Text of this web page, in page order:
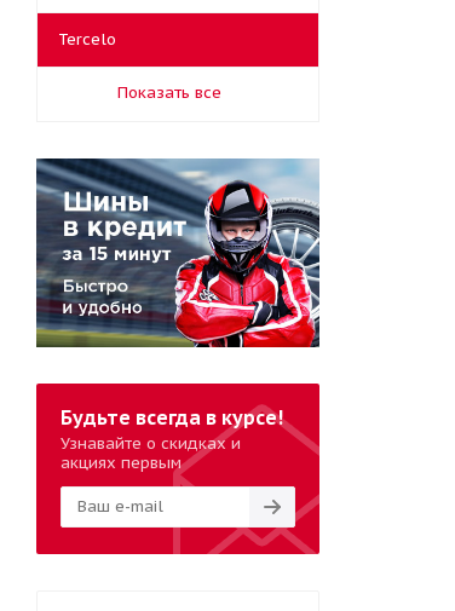
Tercelo
Показать все
Будьте всегда в курсе!
Узнавайте о скидках и
акциях первым